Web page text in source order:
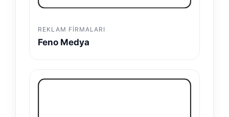
REKLAM FIRMALARI
Feno Medya